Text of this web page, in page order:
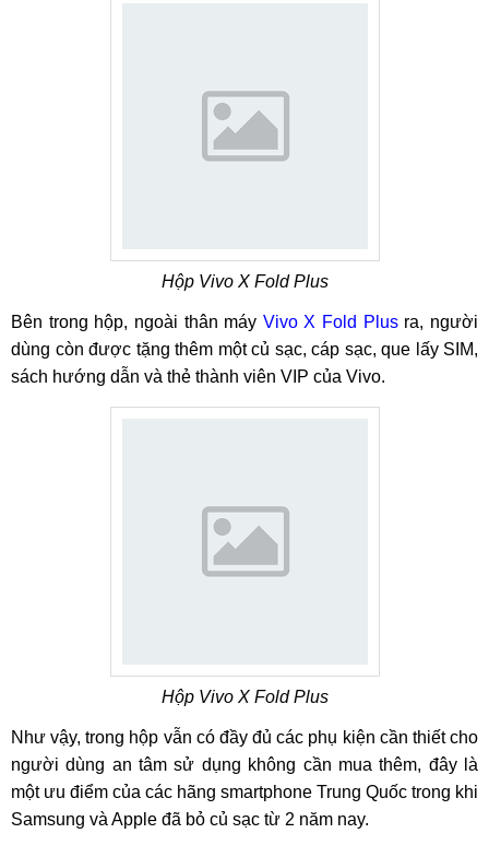
Hộp Vivo X Fold Plus
Bên trong hộp, ngoài thân máy Vivo X Fold Plusra, người
dùng còn được tặng thêm một củ sạc, cáp sạc, que lấy SIM,
sách hướng dẫn và thẻ thành viên VIP của Vivo.
Hộp Vivo X Fold Plus
Như vậy, trong hộp vẫn có đầy đủ các phụ kiện cần thiết cho
người dùng an tâm sử dụng không cần mua thêm, đây là
một ưu điểm của các hãng smartphone Trung Quốc trong khi
Samsung và Apple đã bỏ củ sạc từ 2 năm nay.